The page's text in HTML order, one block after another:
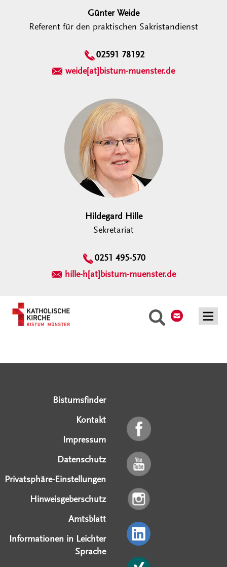
Suche
Günter Weide
Referent für den praktischen Sakristandienst
02591 78192
weide[at]bistum-muenster.de
Hildegard Hille
Sekretariat
0251 495-570
hille-h[at]bistum-muenster.de
Bistumsfinder
Kontakt
Impressum
Datenschutz
Privatsphäre-Einstellungen
Hinweisgeberschutz
Amtsblatt
Informationen in Leichter
Sprache